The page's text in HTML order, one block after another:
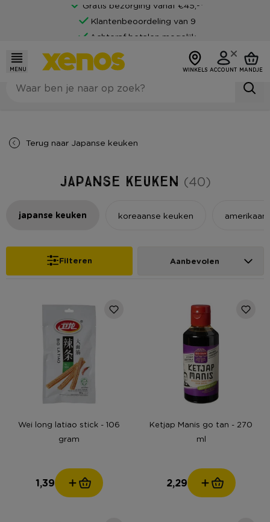
Klantenbeoordeling van 9
Achteraf betalen mogelijk
MENU WINKELS ACCOUNT MANDJE
Terug naar Japanse keuken
Japanse keuken (40)
japanse keuken koreaanse keuken
Filteren Aanbevolen
Wei long latiao stick - 106
gram
1,39
Ketjap Manis go tan - 270
ml
2,29